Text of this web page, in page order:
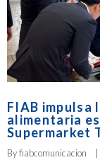
FIAB impulsa
alimentaria
Supermarket
By fiabcomunicacion